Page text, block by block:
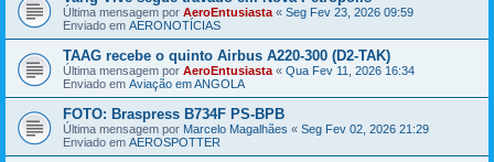
Última mensagem por AeroEntusiasta « Seg Fev 23, 2026 09:59
Enviado em AERONOTÍCIAS
TAAG recebe o quinto Airbus A220-300 (D2-TAK)
Última mensagem por AeroEntusiasta « Qua Fev 11, 2026 16:34
Enviado em Aviação em ANGOLA
FOTO: Braspress B734F PS-BPB
Última mensagem por Marcelo Magalhães « Seg Fev 02, 2026 21:29
Enviado em AEROSPOTTER